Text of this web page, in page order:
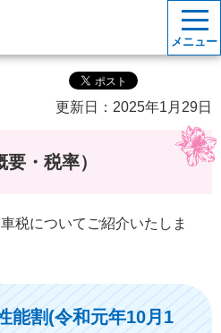
メニュー
更新日：2025年1月29日
・税率）
税についてご紹介いたしま
能割(令和元年10月1